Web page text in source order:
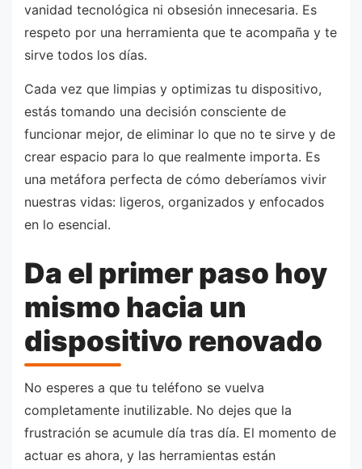
vanidad tecnológica ni obsesión innecesaria. Es
respeto por una herramienta que te acompaña y te
sirve todos los días.
Cada vez que limpias y optimizas tu dispositivo,
estás tomando una decisión consciente de
funcionar mejor, de eliminar lo que no te sirve y de
crear espacio para lo que realmente importa. Es
una metáfora perfecta de cómo deberíamos vivir
nuestras vidas: ligeros, organizados y enfocados
en lo esencial.
Da el primer paso hoy
mismo hacia un
dispositivo renovado
No esperes a que tu teléfono se vuelva
completamente inutilizable. No dejes que la
frustración se acumule día tras día. El momento de
actuar es ahora, y las herramientas están